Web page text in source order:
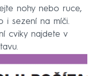
nohy nebo ruce,
i sezení na míči.
cviky najdete v